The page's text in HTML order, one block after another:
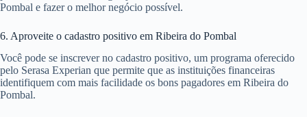
Pombal e fazer o melhor negócio possível.
6. Aproveite o cadastro positivo em Ribeira do Pombal
Você pode se inscrever no cadastro positivo, um programa oferecido
pelo Serasa Experian que permite que as instituições financeiras
identifiquem com mais facilidade os bons pagadores em Ribeira do
Pombal.